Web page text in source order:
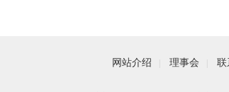
网站介绍 理事会 联